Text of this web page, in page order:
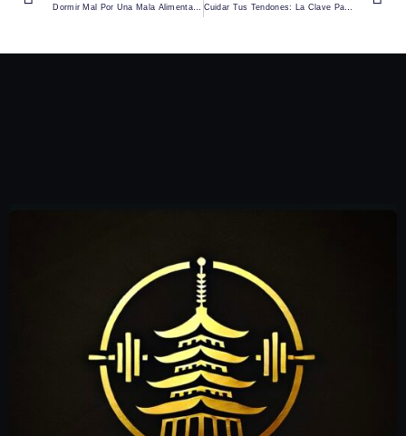
Dormir Mal Por Una Mala Alimentación: Cómo Afecta Tu Rendimiento En El Gimnasio Cuidar Tus Tendones: La Clave Para Un Entrenamiento Seguro Y Sostenible